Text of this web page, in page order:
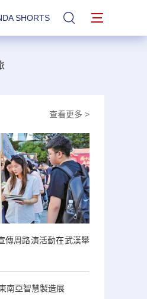
SHORTS 站內搜索
查看更多 >
傳周路演活動在武漢舉
南亞智慧製造展